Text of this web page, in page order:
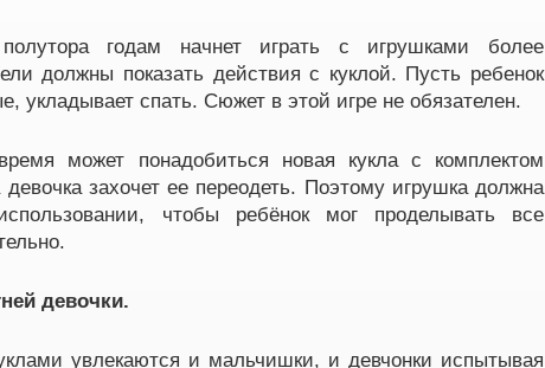
годам начнет играть с игрушками более
должны показать действия с куклой. Пусть ребенок
укладывает спать. Сюжет в этой игре не обязателен.
может понадобиться новая кукла с комплектом
захочет ее переодеть. Поэтому игрушка должна
чтобы ребёнок мог проделывать все
девочки.
увлекаются и мальчишки, и девчонки испытывая